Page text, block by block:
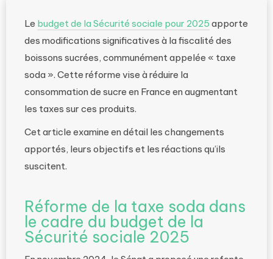
Le budget de la Sécurité sociale pour 2025 apporte
des modifications significatives à la fiscalité des
boissons sucrées, communément appelée « taxe
soda ». Cette réforme vise à réduire la
consommation de sucre en France en augmentant
les taxes sur ces produits.
Cet article examine en détail les changements
apportés, leurs objectifs et les réactions qu’ils
suscitent.
Réforme de la taxe soda dans
le cadre du budget de la
Sécurité sociale 2025